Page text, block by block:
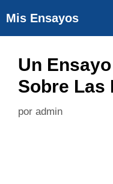
al
contenido
Mis Ensayos
Un
Sobre Las
por admin